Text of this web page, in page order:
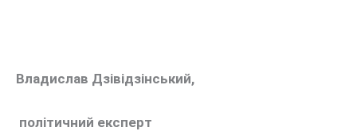
Владислав Дзівідзінський,
політичний експерт